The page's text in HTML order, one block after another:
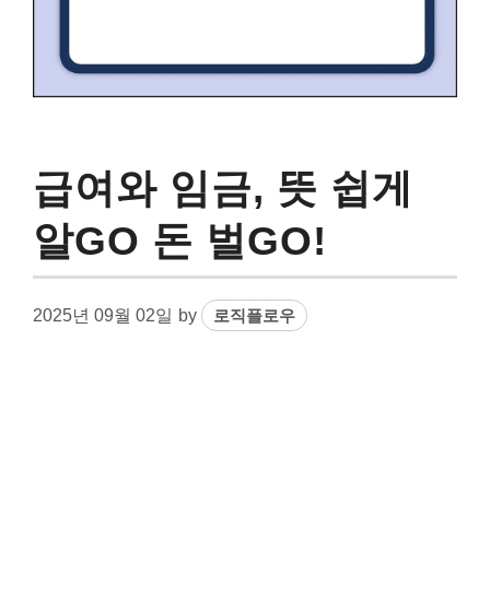
급여와 임금, 뜻 쉽게
알GO 돈 벌GO!
2025년 09월 02일 by 로직플로우